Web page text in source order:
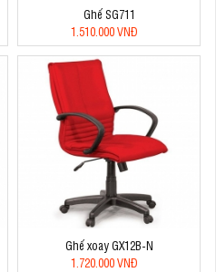
Ghế SG711
1.510.000 VNĐ
Ghế xoay GX12B-N
1.720.000 VNĐ